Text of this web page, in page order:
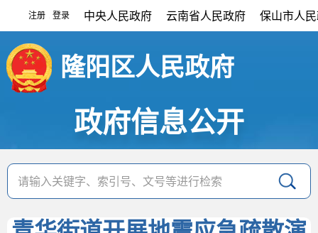
注册 登录 中央人民政府 云南省人民政府 保山市人
隆阳区人民政府
政府信息公开